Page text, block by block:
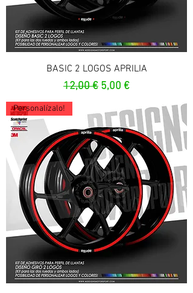
BASIC 2 LOGOS APRILIA
Prezzo regolare
12,00 € Prezzo scontato
5,00 €
Personalízalo!